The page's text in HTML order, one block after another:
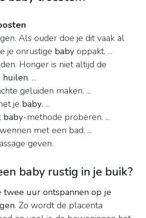
Als ouder doe je dit vaak al
je onrustige baby oppakt. ...
Honger is niet altijd de
huilen. ...
geluiden maken. ...
je baby. ...
baby-methode proberen. ...
met een bad. ...
geven.
baby rustig in je buik?
twee uur ontspannen op je
. Zo wordt de placenta